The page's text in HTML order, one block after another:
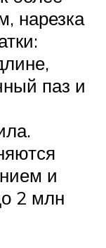
нарезка
паз и
и
2 млн